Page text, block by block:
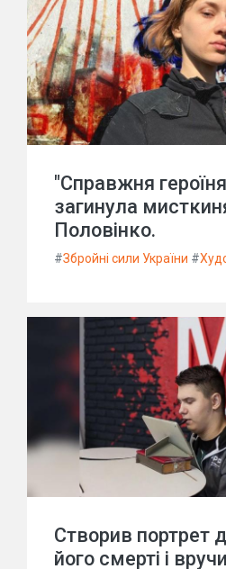
"Справжня
загинула
Половінко.
#Збройні сили України #
Створив портрет
його смерті і